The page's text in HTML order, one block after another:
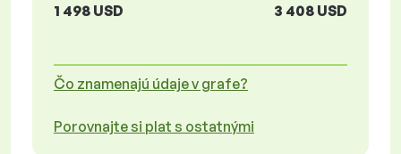
1 498 USD
3 408 USD
Čo znamenajú údaje v grafe?
Porovnajte si plat s ostatnými